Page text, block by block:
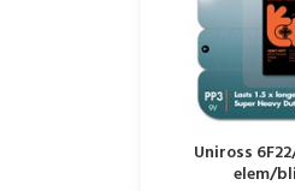
Uniross
elem/